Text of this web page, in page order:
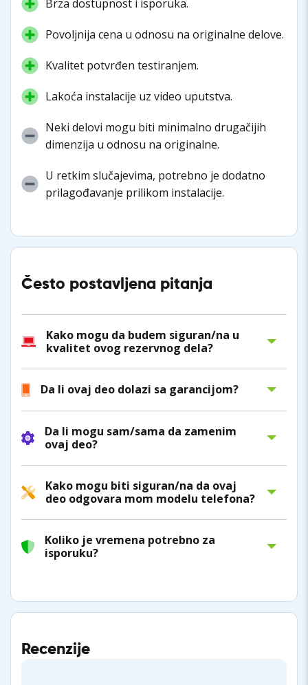
Brza dostupnost i isporuka.
Povoljnija cena u odnosu na originalne delove.
Kvalitet potvrđen testiranjem.
Lakoća instalacije uz video uputstva.
Neki delovi mogu biti minimalno drugačijih
dimenzija u odnosu na originalne.
U retkim slučajevima, potrebno je dodatno
prilagođavanje prilikom instalacije.
Često postavljena pitanja
Kako mogu da budem siguran/na u
kvalitet ovog rezervnog dela?
Da li ovaj deo dolazi sa garancijom?
Da li mogu sam/sama da zamenim
ovaj deo?
Kako mogu biti siguran/na da ovaj
deo odgovara mom modelu telefona?
Koliko je vremena potrebno za
isporuku?
Recenzije